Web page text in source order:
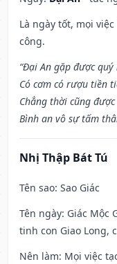
Là ngày tốt, mọi
công.
“Đại An gặp được quý
Có cơm có rượu tiền
Chẳng thời cũng
Bình an vô sự tấm
Nhị Thập Bát Tú
Tên sao: Sao Giác
Tên ngày: Giác Mộc
tinh con Giao Long,
Nên làm: Mọi việc